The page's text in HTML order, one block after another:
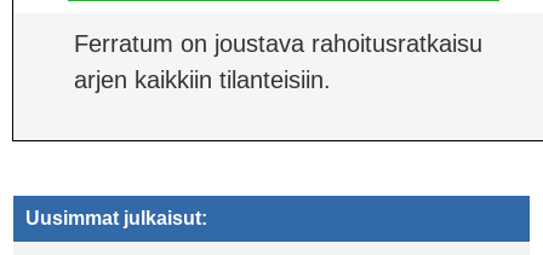
Ferratum on joustava rahoitusratkaisu
arjen kaikkiin tilanteisiin.
Uusimmat julkaisut: